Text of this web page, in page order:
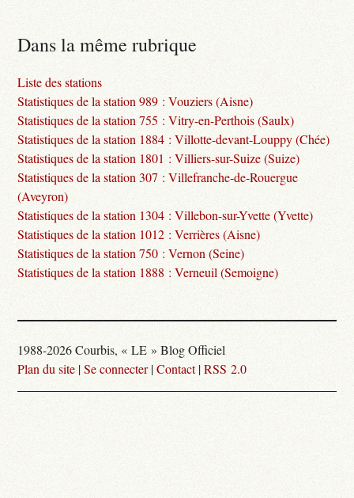
Dans la même rubrique
Liste des stations
Statistiques de la station 989 : Vouziers (Aisne)
Statistiques de la station 755 : Vitry-en-Perthois (Saulx)
Statistiques de la station 1884 : Villotte-devant-Louppy (Chée)
Statistiques de la station 1801 : Villiers-sur-Suize (Suize)
Statistiques de la station 307 : Villefranche-de-Rouergue
(Aveyron)
Statistiques de la station 1304 : Villebon-sur-Yvette (Yvette)
Statistiques de la station 1012 : Verrières (Aisne)
Statistiques de la station 750 : Vernon (Seine)
Statistiques de la station 1888 : Verneuil (Semoigne)
1988-2026 Courbis, « LE » Blog Officiel
Plan du site |Se connecter|Contact|RSS 2.0